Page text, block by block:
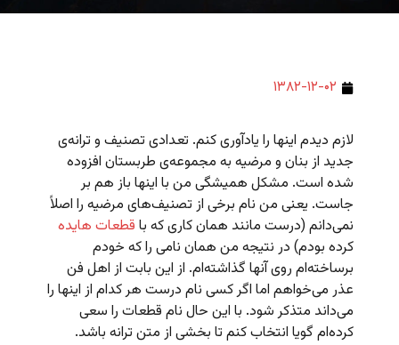
۱۳۸۲-۱۲-۰۲
لازم دیدم اینها را یادآوری کنم. تعدادی تصنیف و ترانه‌ی
جدید از بنان و مرضیه به مجموعه‌ی طربستان افزوده
شده است. مشکل همیشگی من با اینها باز هم بر
جاست. یعنی من نام برخی از تصنیف‌های مرضیه را اصلاً
نمی‌دانم (درست مانند همان کاری که با قطعات هایده
کرده بودم) در نتیجه من همان نامی را که خودم
برساخته‌ام روی آنها گذاشته‌ام. از این بابت از اهل فن
عذر می‌خواهم اما اگر کسی نام درست هر کدام از اینها را
می‌داند متذکر شود. با این حال نام قطعات را سعی
کرده‌ام گویا انتخاب کنم تا بخشی از متن ترانه باشد.